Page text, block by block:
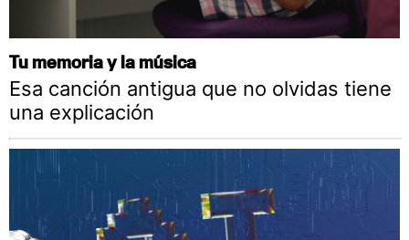
Tu memoria y la música
Esa canción antigua que no olvidas tiene
una explicación